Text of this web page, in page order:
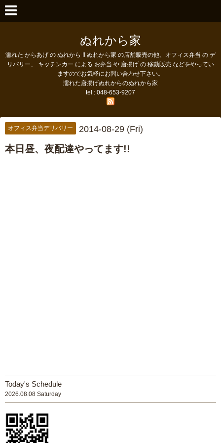
ぬれから家
濡れた からあげ の ぬれから !! ぬれから家 の店舗販売の他、オフィス弁当 の デ
リバリー、 キッチンカー による お弁当 や 唐揚げ の 移動販売 などをやってい
ますのでお気軽にお問い合わせ下さい。
濡れた唐揚げぬれからのぬれから家
tel : 048-653-9207
オフィス弁当デリバリー 2014-08-29 (Fri)
本日昼、夜配達やってます!!
Today's Schedule
2026.08.08 Saturday